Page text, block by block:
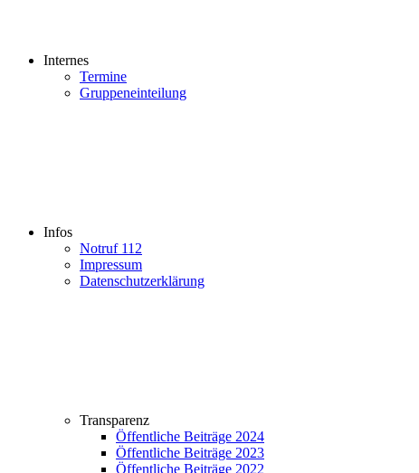
Internes
Termine
Gruppeneinteilung
Infos
Notruf 112
Impressum
Datenschutzerklärung
Transparenz
Öffentliche Beiträge 2024
Öffentliche Beiträge 2023
Öffentliche Beiträge 2022